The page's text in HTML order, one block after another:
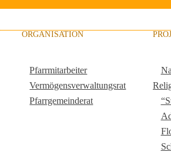
ORGANISATION
Pfarrmitarbeiter
Vermögensverwaltungsrat
Pfarrgemeinderat